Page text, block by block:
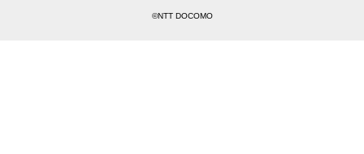
©NTT DOCOMO